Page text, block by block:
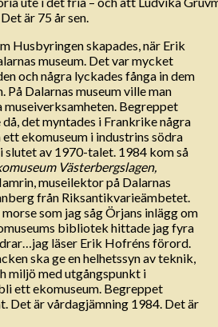
är 75 år sen.
Husbyringen skapades, när Erik
museum. Det var mycket
och några lyckades fånga in dem
På Dalarnas museum ville man
Begreppet
det myntades i Frankrike några
ett ekomuseum i industrins södra
slutet av 1970-talet. 1984 kom så
Västerbergslagen,
museilektor på Dalarnas
från Riksantikvarieämbetet.
som jag såg Örjans inlägg om
bibliotek hittade jag fyra
läser Erik Hofréns förord.
ska ge en helhetssyn av teknik,
miljö med utgångspunkt i
ett ekomuseum. Begreppet
Det är vårdagjämning 1984. Det är